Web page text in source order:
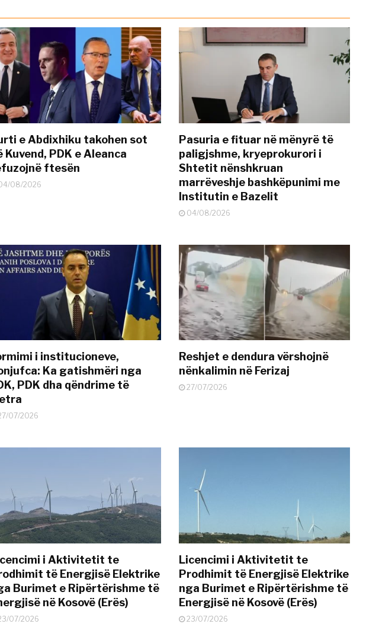
e Abdixhiku takohen sot
Kuvend, PDK e Aleanca
ftesën
08/2026
Pasuria e fituar në mënyrë të
paligjshme, kryeprokurori i
Shtetit nënshkruan
marrëveshje bashkëpunimi me
Institutin e Bazelit
04/08/2026
i institucioneve,
Ka gatishmëri nga
PDK dha qëndrime të
07/2026
Reshjet e dendura vërshojnë
nënkalimin në Ferizaj
27/07/2026
i Aktivitetit te
të Energjisë Elektrike
Burimet e Ripërtërishme të
në Kosovë (Erës)
07/2026
Licencimi i Aktivitetit te
Prodhimit të Energjisë Elektrike
nga Burimet e Ripërtërishme të
Energjisë në Kosovë (Erës)
23/07/2026